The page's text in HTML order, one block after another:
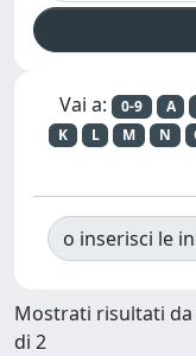
Vai a: 0-9 A
K
L M N
o inserisci le
Mostrati risultati da
di 2